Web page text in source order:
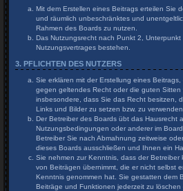
Mit dem Erstellen eines Beitrags erteilen Sie
und räumlich unbeschränktes und
Rahmen des Boards zu nutzen.
Das Nutzungsrecht nach Punkt 2,
Nutzungsvertrages bestehen.
3. PFLICHTEN DES NUTZERS
Sie erklären mit der Erstellung eines
gegen geltendes Recht oder die guten Sitten
insbesondere, dass Sie das Recht besitzen,
Links und Bilder zu setzen bzw. zu verwenden.
Der Betreiber des Boards übt das Hausrecht
Nutzungsbedingungen oder anderer im
Betreiber Sie nach Abmahnung zeitweise
dieses Boards ausschließen und Ihnen ein
Sie nehmen zur Kenntnis, dass der Betreiber
von Beiträgen übernimmt, die er nicht selbst
Kenntnis genommen hat. Sie gestatten dem
Beiträge und Funktionen jederzeit zu löschen